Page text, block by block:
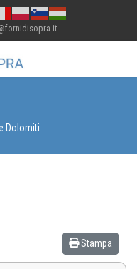
Dolomiti
Stampa